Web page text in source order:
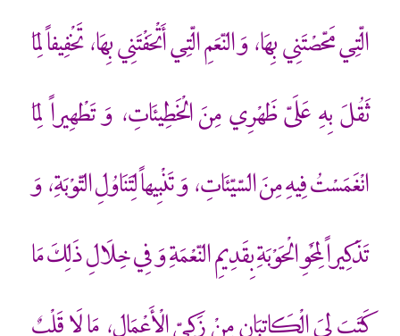
الّتِي مَحّصْتَنِي بِهَا، وَ النّعَمِ الّتِي أَتْحَفْتَنِي بِهَا، تَخْفِيفاً لِمَا
ثَقُلَ بِهِ عَلَيّ ظَهْرِي مِنَ الْخَطِيئَاتِ، وَ تَطْهِيراً لِمَا
انْغَمَسْتُ فِيهِ مِنَ السّيّئَاتِ، وَ تَنْبِيهاً لِتَنَاوُلِ التّوْبَةِ، وَ
تَذْكِيراً لِمَحْوِ الْحَوْبَةِ بِقَدِيمِ النّعْمَةِ وَ فِي خِلَالِ ذَلِكَ مَا